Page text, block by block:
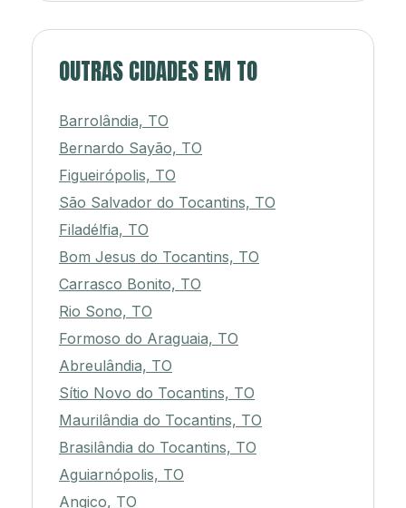
OUTRAS CIDADES EM TO
Barrolândia, TO
Bernardo Sayão, TO
Figueirópolis, TO
São Salvador do Tocantins, TO
Filadélfia, TO
Bom Jesus do Tocantins, TO
Carrasco Bonito, TO
Rio Sono, TO
Formoso do Araguaia, TO
Abreulândia, TO
Sítio Novo do Tocantins, TO
Maurilândia do Tocantins, TO
Brasilândia do Tocantins, TO
Aguiarnópolis, TO
Angico, TO